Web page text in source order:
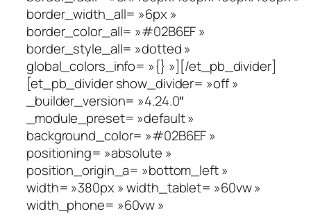
border_width_all= »6px »
border_color_all= »#02B6EF »
border_style_all= »dotted »
global_colors_info= »{} »][/et_pb_divider]
[et_pb_divider show_divider= »off »
_builder_version= »4.24.0″
_module_preset= »default »
background_color= »#02B6EF »
positioning= »absolute »
position_origin_a= »bottom_left »
width= »380px » width_tablet= »60vw »
width_phone= »60vw »